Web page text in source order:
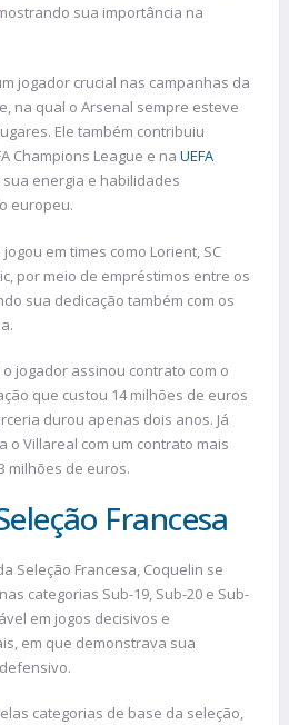
sua importância na
jogador crucial nas campanhas da
na qual o Arsenal sempre esteve
Ele também contribuiu
Champions League e na UEFA
energia e habilidades
europeu.
em times como Lorient, SC
por meio de empréstimos entre os
sua dedicação também com os
jogador assinou contrato com o
que custou 14 milhões de euros
durou apenas dois anos. Já
o Villareal com um contrato mais
milhões de euros.
Francesa
Seleção Francesa, Coquelin se
categorias Sub-19, Sub-20 e Sub-
em jogos decisivos e
em que demonstrava sua
categorias de base da seleção,